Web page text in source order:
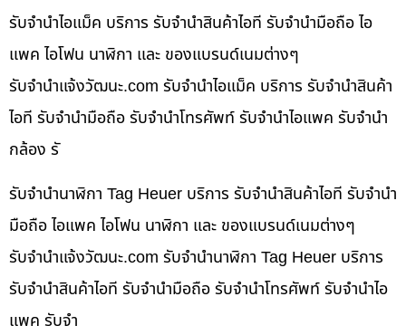
รับจำนำไอแม็ค บริการ รับจำนำสินค้าไอที รับจำนำมือถือ ไอ
แพค ไอโฟน นาฬิกา และ ของแบรนด์เนมต่างๆ
รับจํานําแจ้งวัฒนะ.com รับจำนำไอแม็ค บริการ รับจำนำสินค้า
ไอที รับจำนำมือถือ รับจำนำโทรศัพท์ รับจำนำไอแพค รับจำนำ
กล้อง รั
รับจำนำนาฬิกา Tag Heuer บริการ รับจำนำสินค้าไอที รับจำนำ
มือถือ ไอแพค ไอโฟน นาฬิกา และ ของแบรนด์เนมต่างๆ
รับจํานําแจ้งวัฒนะ.com รับจำนำนาฬิกา Tag Heuer บริการ
รับจำนำสินค้าไอที รับจำนำมือถือ รับจำนำโทรศัพท์ รับจำนำไอ
แพค รับจำ